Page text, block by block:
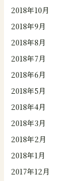
2018年10月
2018年9月
2018年8月
2018年7月
2018年6月
2018年5月
2018年4月
2018年3月
2018年2月
2018年1月
2017年12月